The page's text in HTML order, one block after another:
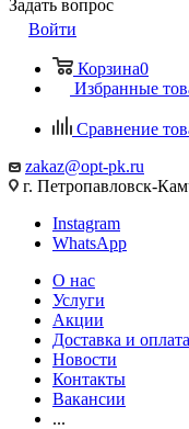
Задать вопрос
Войти
Корзина0
Избранные
Сравнение
zakaz@opt-pk.ru
г. Петропавловск-
Instagram
WhatsApp
О нас
Услуги
Акции
Доставка и оплата
Новости
Контакты
Вакансии
...